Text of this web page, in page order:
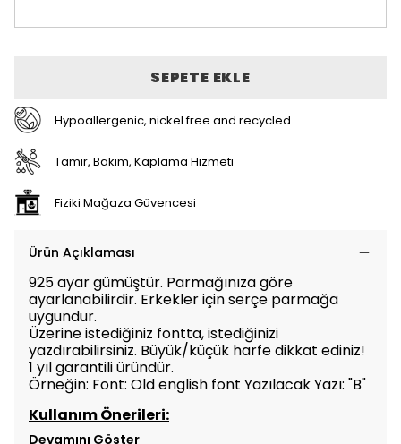
SEPETE EKLE
Hypoallergenic, nickel free and recycled
Tamir, Bakım, Kaplama Hizmeti
Fiziki Mağaza Güvencesi
Ürün Açıklaması
925 ayar gümüştür. Parmağınıza göre
ayarlanabilirdir. Erkekler için serçe parmağa
uygundur.
Üzerine istediğiniz fontta, istediğinizi
yazdırabilirsiniz. Büyük/küçük harfe dikkat ediniz!
1 yıl garantili üründür.
Örneğin: Font: Old english font Yazılacak Yazı: "B"
Kullanım Önerileri:
Devamını Göster